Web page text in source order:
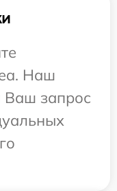
Наш
Ваш запрос